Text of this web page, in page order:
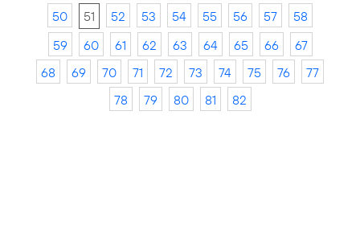
50
51 52 53 54 55 56 57
58
59
60 61 62 63 64 65 66
67
68
69 70 71 72 73 74 75 76
77
78
79 80 81 82